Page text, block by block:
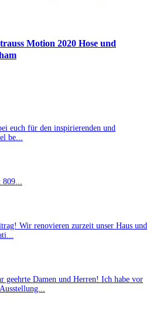
Motion 2020 Hose und
euch für den inspirierenden und
be...
Wir renovieren zurzeit unser Haus und
geehrte Damen und Herren! Ich habe vor